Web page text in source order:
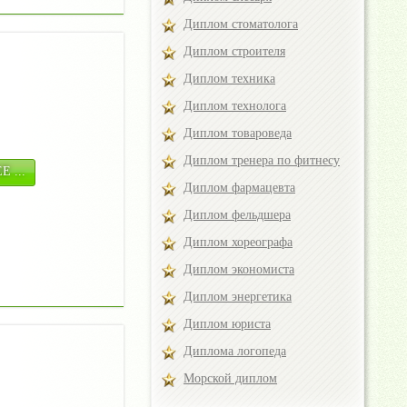
...
Диплом стоматолога
Диплом строителя
Диплом техника
Диплом технолога
Диплом товароведа
Диплом тренера по фитнесу
Диплом фармацевта
Диплом фельдшера
Диплом хореографа
Диплом экономиста
Диплом энергетика
Диплом юриста
Диплома логопеда
Морской диплом